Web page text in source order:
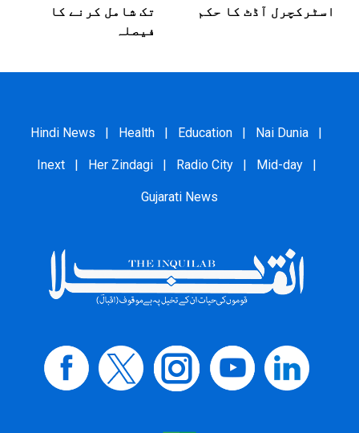
اسٹرکچرل آڈٹ کا حکم
تک شامل کرنے کا
فیصلہ
Hindi News | Health | Education | Nai Dunia |
Inext | Her Zindagi | Radio City | Mid-day |
Gujarati News